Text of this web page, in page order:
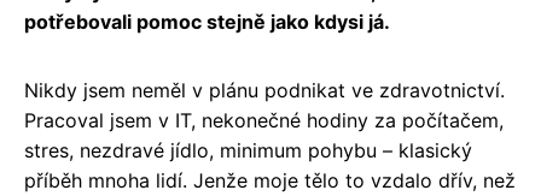
potřebovali pomoc stejně jako kdysi já.
Nikdy jsem neměl v plánu podnikat ve zdravotnictví.
Pracoval jsem v IT, nekonečné hodiny za počítačem,
stres, nezdravé jídlo, minimum pohybu – klasický
příběh mnoha lidí. Jenže moje tělo to vzdalo dřív, než